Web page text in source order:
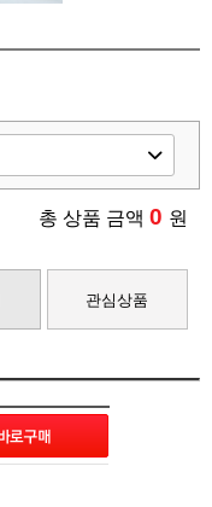
총 상품 금액 0 원
관심상품